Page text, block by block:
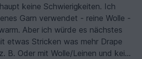
keine Schwierigkeiten. Ich
Garn verwendet - reine Wolle -
Aber ich würde es nächstes
etwas Stricken was mehr Drape
B. Oder mit Wolle/Leinen und kein